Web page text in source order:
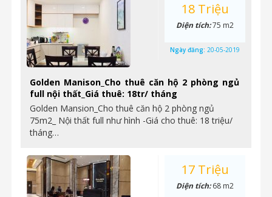
Golden Manison_Cho thuê căn hộ 2 phòng ngủ
full nội thất_Giá thuê: 18tr/ tháng
Golden Mansion_Cho thuê căn hộ 2 phòng ngủ
75m2_ Nội thất full như hình -Giá cho thuê: 18 triệu/
tháng…
18 Triệu
Diện tích:75 m2
Ngày đăng: 20-05-2019
17 Triệu
Diện tích:68 m2